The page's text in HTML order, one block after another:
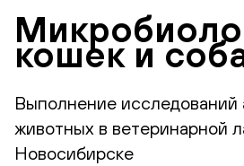
кошек и
Выполнение исследований
животных в ветеринарной
Новосибирске